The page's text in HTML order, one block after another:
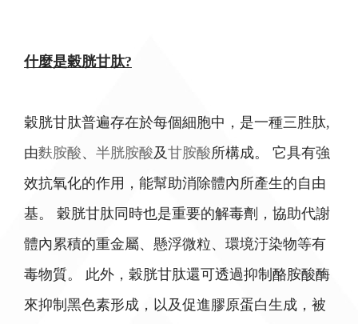
什麼是穀胱甘肽?
穀胱甘肽普遍存在於每個細胞中，是一種三胜肽,
由麩胺酸、 半胱胺酸及甘胺酸所構成。 它具有強
效抗氧化的作用，能幫助消除體內所產生的自由
基。 穀胱甘肽同時也是重要的解毒劑，協助代謝
體內累積的重金屬、懸浮微粒、環境汙染物等有
毒物質。 此外，穀胱甘肽還可透過抑制酪胺酸酶
來抑制黑色素形成，以及促進膠原蛋白生成，被